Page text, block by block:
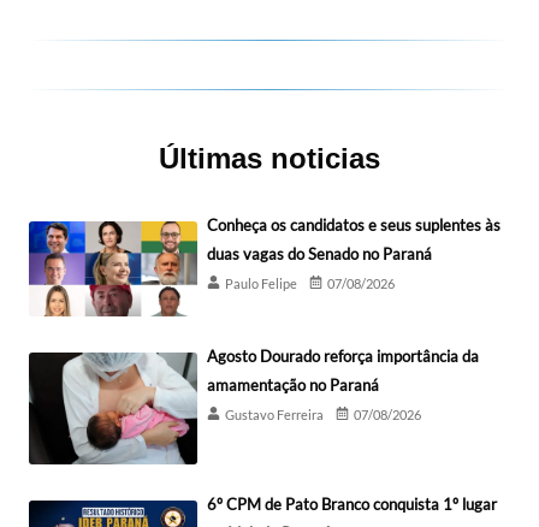
Últimas noticias
Conheça os candidatos e seus suplentes às
duas vagas do Senado no Paraná
Paulo Felipe 07/08/2026
Agosto Dourado reforça importância da
amamentação no Paraná
Gustavo Ferreira 07/08/2026
6º CPM de Pato Branco conquista 1º lugar